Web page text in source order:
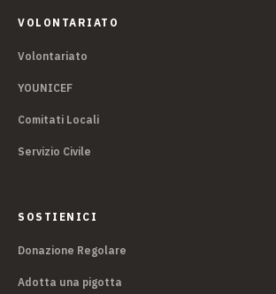
VOLONTARIATO
Volontariato
YOUNICEF
Comitati Locali
Servizio Civile
SOSTIENICI
Donazione Regolare
Adotta una pigotta